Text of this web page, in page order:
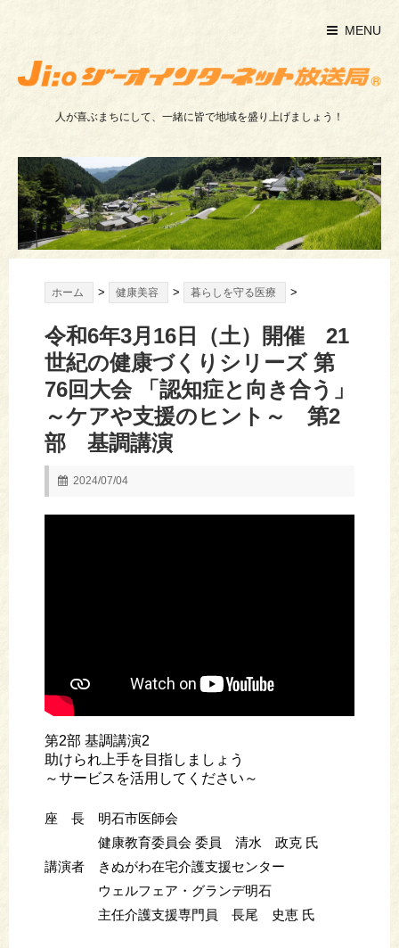
MENU
人が喜ぶまちにして、一緒に皆で地域を盛り上げましょう！
ホーム > 健康美容 > 暮らしを守る医療 >
令和6年3月16日（土）開催 21
世紀の健康づくりシリーズ 第
76回大会 「認知症と向き合う」
～ケアや支援のヒント～ 第2
部 基調講演
2024/07/04
第2部 基調講演2
助けられ上手を目指しましょう
～サービスを活用してください～
座 長 明石市医師会
健康教育委員会 委員 清水 政克 氏
講演者 きぬがわ在宅介護支援センター
ウェルフェア・グランデ明石
主任介護支援専門員 長尾 史恵 氏